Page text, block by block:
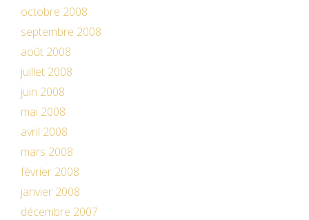
octobre 2008
septembre 2008
août 2008
juillet 2008
juin 2008
mai 2008
avril 2008
mars 2008
février 2008
janvier 2008
décembre 2007